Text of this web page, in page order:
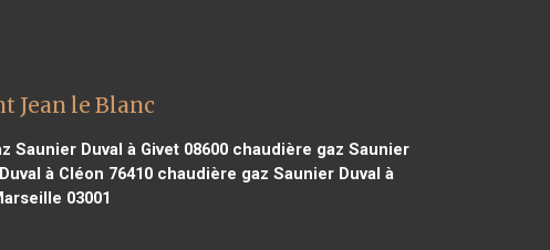
Jean le Blanc
Saunier Duval à Givet 08600 chaudière gaz Saunier
à Cléon 76410chaudière gaz Saunier Duval à
03001